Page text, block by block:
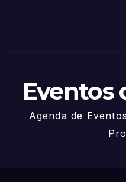
Eventos
Agenda de